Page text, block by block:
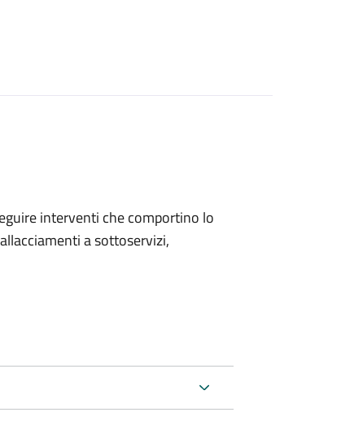
interventi che comportino lo
a sottoservizi,